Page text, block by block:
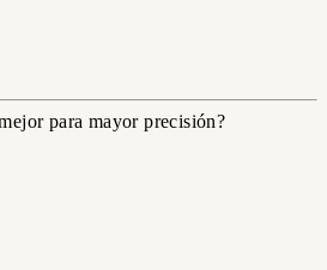
para mayor precisión?